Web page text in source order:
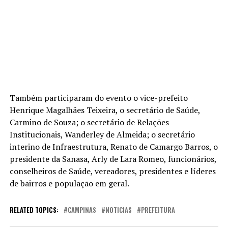
Também participaram do evento o vice-prefeito
Henrique Magalhães Teixeira, o secretário de Saúde,
Carmino de Souza; o secretário de Relações
Institucionais, Wanderley de Almeida; o secretário
interino de Infraestrutura, Renato de Camargo Barros, o
presidente da Sanasa, Arly de Lara Romeo, funcionários,
conselheiros de Saúde, vereadores, presidentes e líderes
de bairros e população em geral.
RELATED TOPICS: CAMPINAS NOTICIAS PREFEITURA